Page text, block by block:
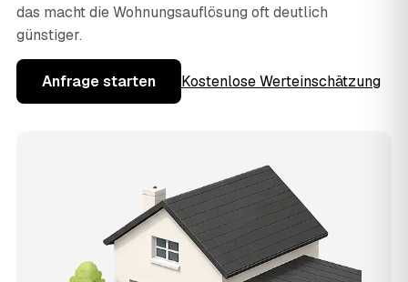
das macht die Wohnungsauflösung oft deutlich
günstiger.
Anfrage starten Kostenlose Werteinschätzung